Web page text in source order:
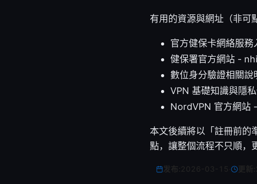
有用的資源與網址（非可
官方健保卡網絡服
健保署官方網站 -
數位身分驗證相關
VPN 基礎知識與隱
NordVPN 官方網站
本文後續將以「註冊前的
點，讓整個流程不只順，
更新: